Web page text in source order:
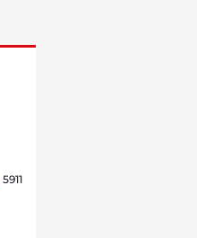
5911